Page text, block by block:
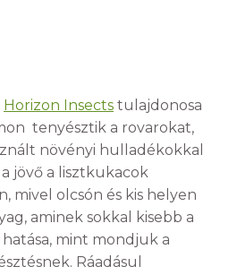
Horizon Insects tulajdonosa
tenyésztik a rovarokat,
növényi hulladékokkal
jövő a lisztkukacok
mivel olcsón és kis helyen
aminek sokkal kisebb a
mint mondjuk a
Ráadásul